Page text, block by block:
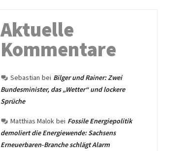
Aktuelle
Kommentare
Sebastian bei Bilger und Rainer: Zwei
Bundesminister, das „Wetter“ und lockere
Sprüche
Matthias Malok bei Fossile Energiepolitik
demoliert die Energiewende: Sachsens
Erneuerbaren-Branche schlägt Alarm